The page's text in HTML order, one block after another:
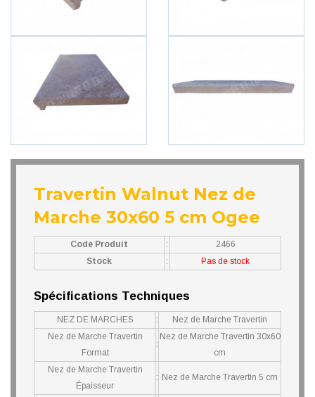
Travertin Walnut Nez de
Marche 30x60 5 cm Ogee
Code Produit :
2466
Stock
: Pas de stock
Spécifications Techniques
NEZ DE MARCHES :
Nez de Marche Travertin
Nez de Marche Travertin
Format
:
Nez de Marche Travertin 30x60
cm
Nez de Marche Travertin
Épaisseur
: Nez de Marche Travertin 5 cm